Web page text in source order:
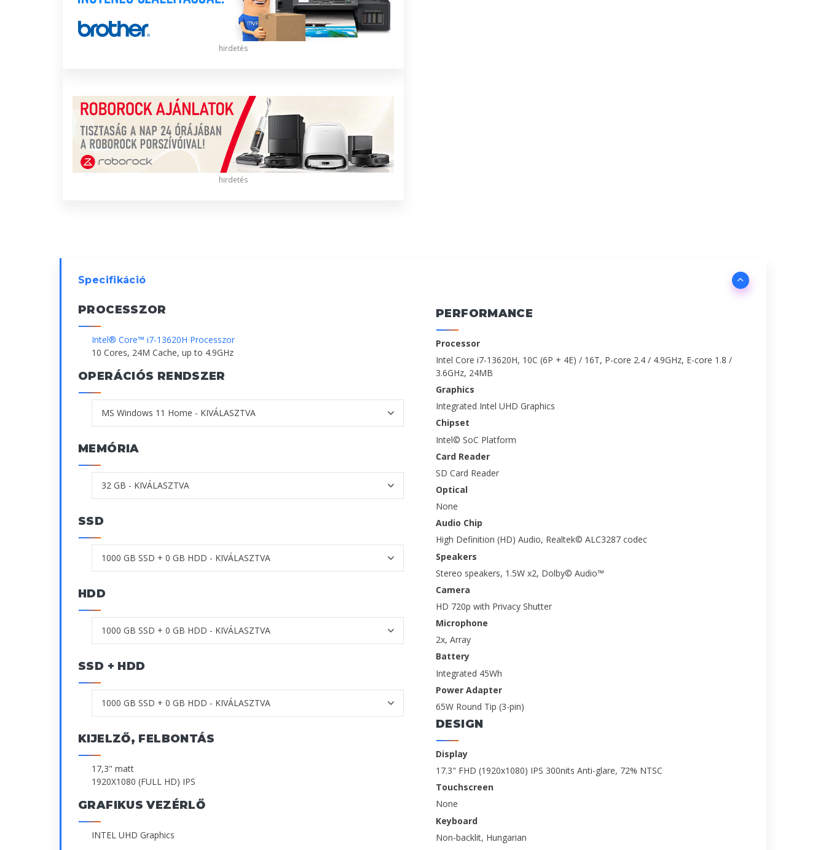
hirdetés
hirdetés
Specifikáció
PROCESSZOR
Intel® Core™ i7-13620H Processzor
10 Cores, 24M Cache, up to 4.9GHz
OPERÁCIÓS RENDSZER
MEMÓRIA
SSD
HDD
SSD + HDD
KIJELZŐ, FELBONTÁS
17,3" matt
1920X1080 (FULL HD) IPS
GRAFIKUS VEZÉRLŐ
INTEL UHD Graphics
PERFORMANCE
Processor
Intel Core i7-13620H, 10C (6P + 4E) / 16T, P-core 2.4 / 4.9GHz, E-core 1.8 /
3.6GHz, 24MB
Graphics
Integrated Intel UHD Graphics
Chipset
Intel© SoC Platform
Card Reader
SD Card Reader
Optical
None
Audio Chip
High Definition (HD) Audio, Realtek© ALC3287 codec
Speakers
Stereo speakers, 1.5W x2, Dolby© Audio™
Camera
HD 720p with Privacy Shutter
Microphone
2x, Array
Battery
Integrated 45Wh
Power Adapter
65W Round Tip (3-pin)
DESIGN
Display
17.3" FHD (1920x1080) IPS 300nits Anti-glare, 72% NTSC
Touchscreen
None
Keyboard
Non-backlit, Hungarian